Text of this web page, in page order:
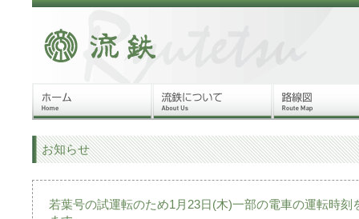
お知らせ
若葉号の試運転のため1月23日(木)一部の電車の運転時刻